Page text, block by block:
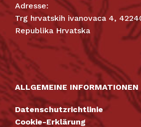
Adresse:
Trg hrvatskih ivanovaca 4,
Republika Hrvatska
ALLGEMEINE INFORMATIONEN
Datenschutzrichtlinie
Cookie-Erklärung